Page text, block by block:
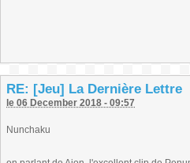
RE: [Jeu] La Dernière Lettre
le 06 December 2018 - 09:57
Nunchaku